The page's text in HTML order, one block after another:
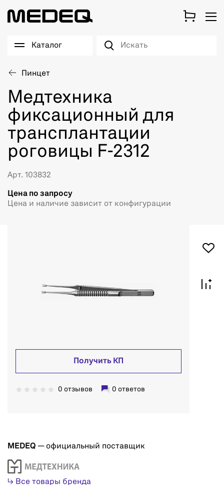
Каталог
Пинцет
Медтехника
фиксационный для
трансплантации
роговицы F-2312
Арт. 103832
Цена по запросу
Цена и наличие зависит от конфигурации
Получить КП
0 отзывов 0 ответов
MEDEQ — официальный поставщик
↳ Все товары бренда